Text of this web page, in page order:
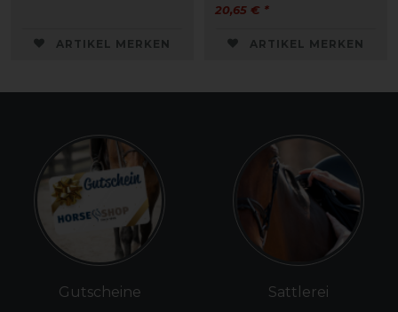
ARTIKEL MERKEN
20,65 € *
ARTIKEL MERKEN
Gutscheine Sattlerei